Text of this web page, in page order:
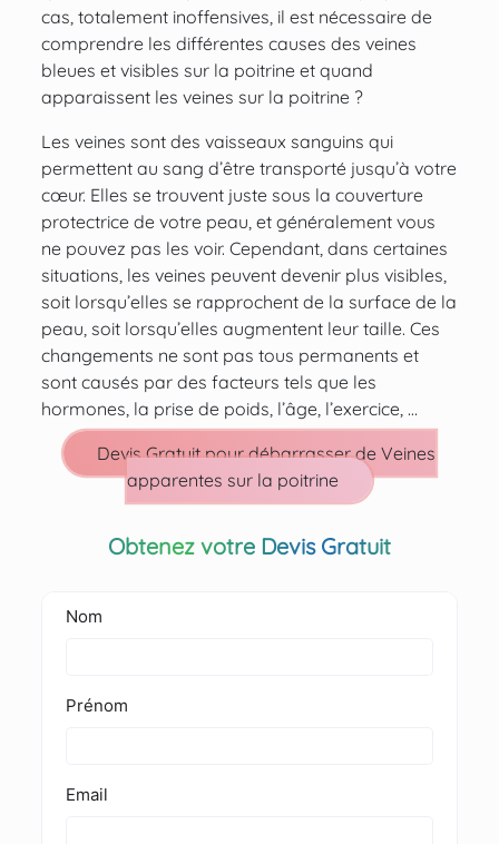
cas, totalement inoffensives, il est nécessaire de
comprendre les différentes causes des veines
bleues et visibles sur la poitrine et quand
apparaissent les veines sur la poitrine ?
Les veines sont des vaisseaux sanguins qui
permettent au sang d’être transporté jusqu’à votre
cœur. Elles se trouvent juste sous la couverture
protectrice de votre peau, et généralement vous
ne pouvez pas les voir. Cependant, dans certaines
situations, les veines peuvent devenir plus visibles,
soit lorsqu’elles se rapprochent de la surface de la
peau, soit lorsqu’elles augmentent leur taille. Ces
changements ne sont pas tous permanents et
sont causés par des facteurs tels que les
hormones, la prise de poids, l’âge, l’exercice, …
Devis Gratuit pour débarrasser de Veines
apparentes sur la poitrine
Obtenez votre Devis Gratuit